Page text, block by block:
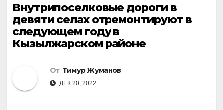
Внутрипоселковые дороги в
девяти селах отремонтируют в
следующем году в
Кызылжарском районе
От Тимур Жуманов
ДЕК 20, 2022